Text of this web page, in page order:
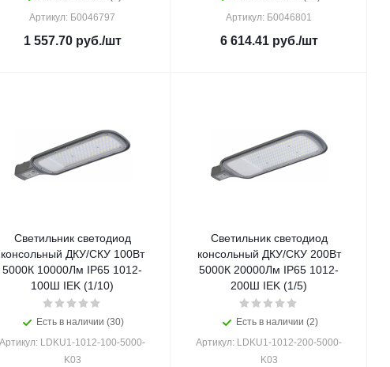
Артикул: Б0046797
1 557.70руб./шт
Артикул: Б0046801
6 614.41руб./шт
Светильник светодиод
консольный ДКУ/СКУ 100Вт
5000К 10000Лм IP65 1012-
100Ш IEK (1/10)
Есть в наличии (30)
Артикул: LDKU1-1012-100-5000-
K03
Светильник светодиод
консольный ДКУ/СКУ 200Вт
5000К 20000Лм IP65 1012-
200Ш IEK (1/5)
Есть в наличии (2)
Артикул: LDKU1-1012-200-5000-
K03